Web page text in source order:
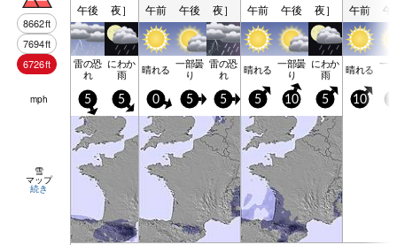
8662ft
7694ft
6726ft
午後 夜］ 午前 午後 夜］ 午前 午後 夜］ 午前 午
雷の恐
れ
にわか
雨 晴れる 一部曇
り
雷の恐
れ 晴れる 一部曇
り
にわか
雨 晴れる 一
mph 5 5 0 5 5 5 10 5 10
雪
マップ
続き